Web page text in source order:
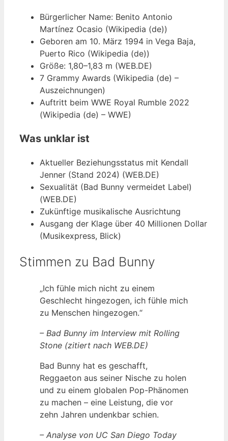
Bürgerlicher Name: Benito Antonio
Martínez Ocasio (Wikipedia (de))
Geboren am 10. März 1994 in Vega Baja,
Puerto Rico (Wikipedia (de))
Größe: 1,80–1,83 m (WEB.DE)
7 Grammy Awards (Wikipedia (de) –
Auszeichnungen)
Auftritt beim WWE Royal Rumble 2022
(Wikipedia (de) – WWE)
Was unklar ist
Aktueller Beziehungsstatus mit Kendall
Jenner (Stand 2024) (WEB.DE)
Sexualität (Bad Bunny vermeidet Label)
(WEB.DE)
Zukünftige musikalische Ausrichtung
Ausgang der Klage über 40 Millionen Dollar
(Musikexpress, Blick)
Stimmen zu Bad Bunny
„Ich fühle mich nicht zu einem
Geschlecht hingezogen, ich fühle mich
zu Menschen hingezogen.“
– Bad Bunny im Interview mit Rolling
Stone (zitiert nach WEB.DE)
Bad Bunny hat es geschafft,
Reggaeton aus seiner Nische zu holen
und zu einem globalen Pop-Phänomen
zu machen – eine Leistung, die vor
zehn Jahren undenkbar schien.
– Analyse von UC San Diego Today